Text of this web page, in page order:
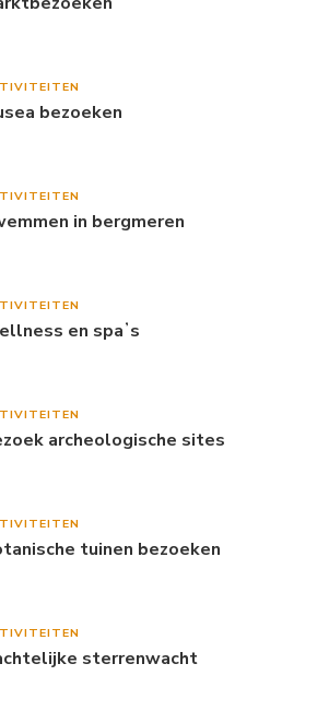
bezoeken
in bergmeren
en spaʼs
archeologische sites
tuinen bezoeken
sterrenwacht